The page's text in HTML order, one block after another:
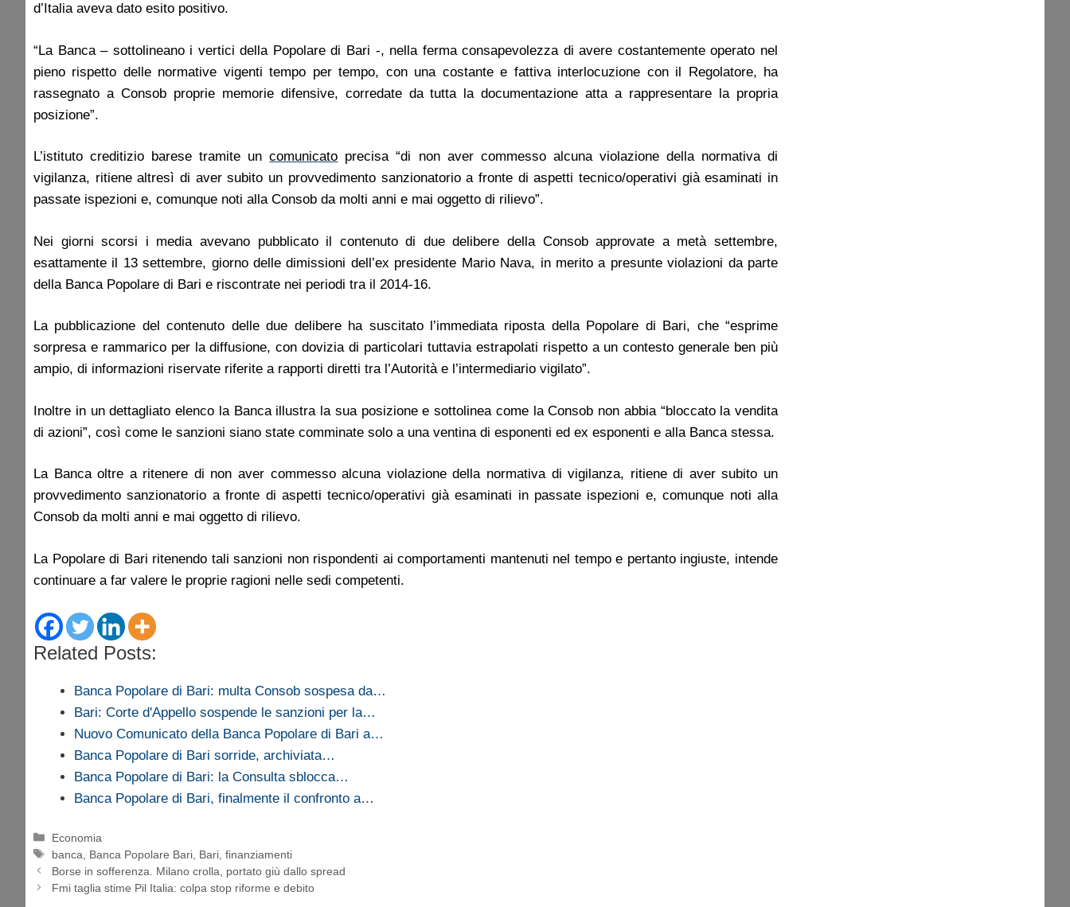
d’Italia aveva dato esito positivo.
“La Banca – sottolineano i vertici della Popolare di Bari -, nella ferma consapevolezza di avere costantemente operato nel
pieno rispetto delle normative vigenti tempo per tempo, con una costante e fattiva interlocuzione con il Regolatore, ha
rassegnato a Consob proprie memorie difensive, corredate da tutta la documentazione atta a rappresentare la propria
posizione”.
L’istituto creditizio barese tramite uncomunicato precisa “di non aver commesso alcuna violazione della normativa di
vigilanza, ritiene altresì di aver subito un provvedimento sanzionatorio a fronte di aspetti tecnico/operativi già esaminati in
passate ispezioni e, comunque noti alla Consob da molti anni e mai oggetto di rilievo”.
Nei giorni scorsi i media avevano pubblicato il contenuto di due delibere della Consob approvate a metà settembre,
esattamente il 13 settembre, giorno delle dimissioni dell’ex presidente Mario Nava, in merito a presunte violazioni da parte
della Banca Popolare di Bari e riscontrate nei periodi tra il 2014-16.
La pubblicazione del contenuto delle due delibere ha suscitato l’immediata riposta della Popolare di Bari, che “esprime
sorpresa e rammarico per la diffusione, con dovizia di particolari tuttavia estrapolati rispetto a un contesto generale ben più
ampio, di informazioni riservate riferite a rapporti diretti tra l’Autorità e l’intermediario vigilato”.
Inoltre in un dettagliato elenco la Banca illustra la sua posizione e sottolinea come la Consob non abbia “bloccato la vendita
di azioni”, così come le sanzioni siano state comminate solo a una ventina di esponenti ed ex esponenti e alla Banca stessa.
La Banca oltre a ritenere di non aver commesso alcuna violazione della normativa di vigilanza, ritiene di aver subito un
provvedimento sanzionatorio a fronte di aspetti tecnico/operativi già esaminati in passate ispezioni e, comunque noti alla
Consob da molti anni e mai oggetto di rilievo.
La Popolare di Bari ritenendo tali sanzioni non rispondenti ai comportamenti mantenuti nel tempo e pertanto ingiuste, intende
continuare a far valere le proprie ragioni nelle sedi competenti.
Related Posts:
Banca Popolare di Bari: multa Consob sospesa da…
Bari: Corte d'Appello sospende le sanzioni per la…
Nuovo Comunicato della Banca Popolare di Bari a…
Banca Popolare di Bari sorride, archiviata…
Banca Popolare di Bari: la Consulta sblocca…
Banca Popolare di Bari, finalmente il confronto a…
Categorie
Economia
Tag
banca Banca Popolare Bari Bari ,finanziamenti
Borse in sofferenza. Milano crolla, portato giù dallo spread
Fmi taglia stime Pil Italia: colpa stop riforme e debito